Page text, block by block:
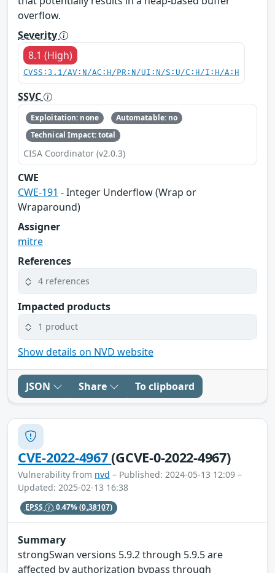
overflow.
Severity
8.1 (High)
CVSS:3.1/AV:N/AC:H/PR:N/UI:N/S:U/C:H/I:H/A:H
SSVC
Exploitation: none
Automatable: no
Technical Impact: total
CISA Coordinator (v2.0.3)
CWE
CWE-191 - Integer Underflow (Wrap or
Wraparound)
Assigner
mitre
References
4 references
Impacted products
1 product
Show details on NVD website
JSON Share To clipboard
CVE-2022-4967(GCVE-0-2022-4967)
Vulnerability from nvd – Published: 2024-05-13 12:09 –
Updated: 2025-02-13 16:38
EPSS 0.47%(0.38107)
Summary
strongSwan versions 5.9.2 through 5.9.5 are
affected by authorization bypass through